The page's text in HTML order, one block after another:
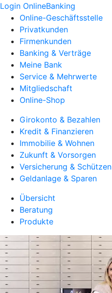
Login OnlineBanking
Online-Geschäftsstelle
Privatkunden
Firmenkunden
Banking & Verträge
Meine Bank
Service & Mehrwerte
Mitgliedschaft
Online-Shop
Girokonto & Bezahlen
Kredit & Finanzieren
Immobilie & Wohnen
Zukunft & Vorsorgen
Versicherung & Schützen
Geldanlage & Sparen
Übersicht
Beratung
Produkte